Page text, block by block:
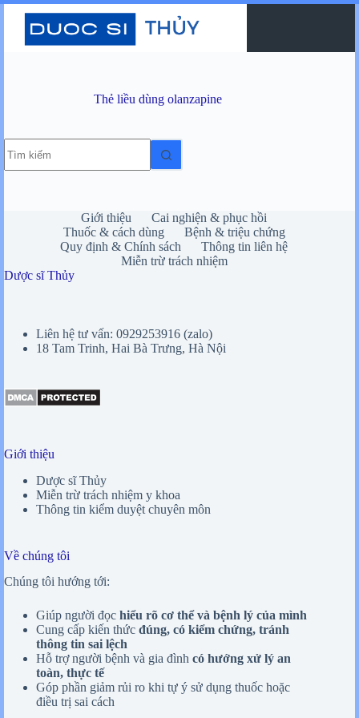
Chuyển
Thẻ liều dùng olanzapine
có
kết
Giới thiệu
Cai nghiện & phục hồi
Thuốc & cách dùng
Bệnh & triệu chứng
Quy định & Chính sách
Thông tin liên hệ
Miễn trừ trách nhiệm
Dược sĩ Thủy
Liên hệ tư vấn: 0929253916 (zalo)
18 Tam Trinh, Hai Bà Trưng, Hà Nội
Giới thiệu
Dược sĩ Thủy
Miễn trừ trách nhiệm y khoa
Thông tin kiểm duyệt chuyên môn
Về chúng tôi
Chúng tôi hướng tới:
Giúp người đọc hiểu rõ cơ thể và bệnh lý của mình
Cung cấp kiến thức đúng, có kiểm chứng, tránh
thông tin sai lệch
Hỗ trợ người bệnh và gia đình có hướng xử lý an
toàn, thực tế
Góp phần giảm rủi ro khi tự ý sử dụng thuốc hoặc
điều trị sai cách